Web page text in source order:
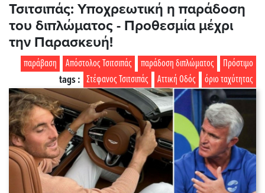
Τσιτσιπάς: Υποχρεωτική η παράδοση
του διπλώματος - Προθεσμία μέχρι
την Παρασκευή!
Πρόστιμο
παράδοση διπλώματος
Απόστολος Τσιτσιπάς
παράβαση
όριο ταχύτητας
Αττική Οδός
Στέφανος Τσιτσιπάς
tags :